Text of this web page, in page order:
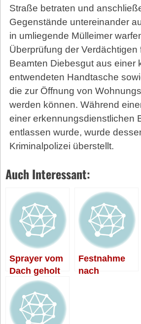
Straße betraten und
Gegenstände untereinander
in umliegende Mülleimer
Überprüfung der Verdächtigen
Beamten Diebesgut aus einer
entwendeten Handtasche
die zur Öffnung von
werden können. Während
einer erkennungsdienstlichen
entlassen wurde, wurde
Kriminalpolizei überstellt.
Auch Interessant:
Sprayer vom
Dach geholt
Festnahme
nach